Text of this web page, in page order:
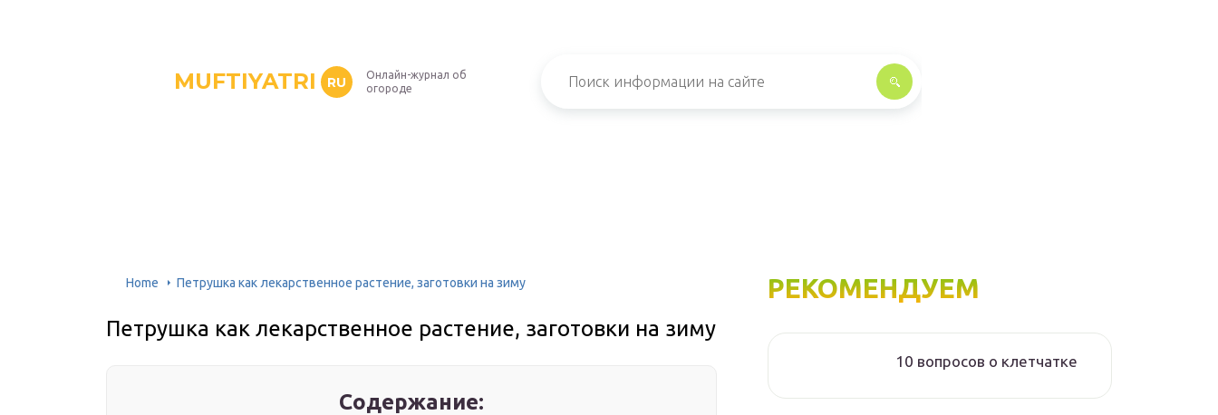
MUFTIYATRI RU
Онлайн-журнал об
огороде
Home Петрушка как лекарственное растение, заготовки на зиму
Петрушка как лекарственное растение, заготовки на зиму
Содержание:
РЕКОМЕНДУЕМ
10 вопросов о клетчатке